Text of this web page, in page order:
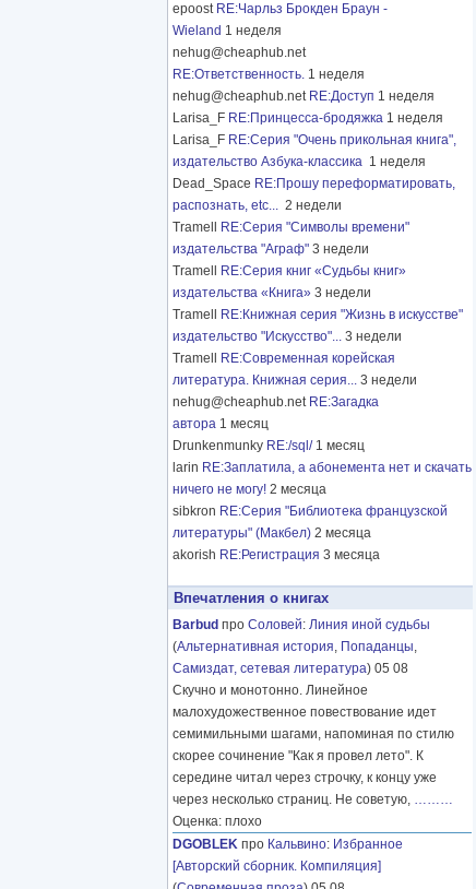
epoost RE:Чарльз Брокден Браун -
Wieland 1 неделя
nehug@cheaphub.net
RE:Ответственность. 1 неделя
nehug@cheaphub.net RE:Доступ 1 неделя
Larisa_F RE:Принцесса-бродяжка 1 неделя
Larisa_F RE:Серия "Очень прикольная книга",
издательство Азбука-классика 1 неделя
Dead_Space RE:Прошу переформатировать,
распознать, etc... 2 недели
Tramell
RE:Серия "Символы времени"
издательства "Аграф" 3 недели
Tramell
RE:Серия книг «Судьбы книг»
издательства «Книга» 3 недели
Tramell
RE:Книжная серия "Жизнь в искусстве"
издательство "Искусство"... 3 недели
Tramell
RE:Современная корейская
литература. Книжная серия... 3 недели
nehug@cheaphub.net RE:Загадка
автора 1 месяц
Drunkenmunky RE:/sql/ 1 месяц
larin RE:Заплатила, а абонемента нет и скачать
ничего не могу! 2 месяца
sibkron RE:Серия "Библиотека французской
литературы" (Макбел) 2 месяца
akorish RE:Регистрация 3 месяца
Впечатления о книгах
Barbud про Соловей: Линия иной судьбы
(Альтернативная история, Попаданцы,
Самиздат, сетевая литература) 05 08
Скучно и монотонно. Линейное
малохудожественное повествование идет
семимильными шагами, напоминая по стилю
скорее сочинение "Как я провел лето". К
середине читал через строчку, к концу уже
через несколько страниц. Не советую, ………
Оценка: плохо
DGOBLEK про Кальвино: Избранное
[Авторский сборник. Компиляция]